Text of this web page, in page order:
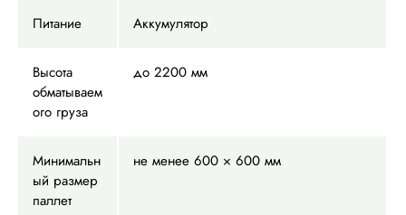
Питание Аккумулятор
Высота
обматываем
ого груза
до 2200 мм
Минимальн
ый размер
паллет
не менее 600 × 600 мм